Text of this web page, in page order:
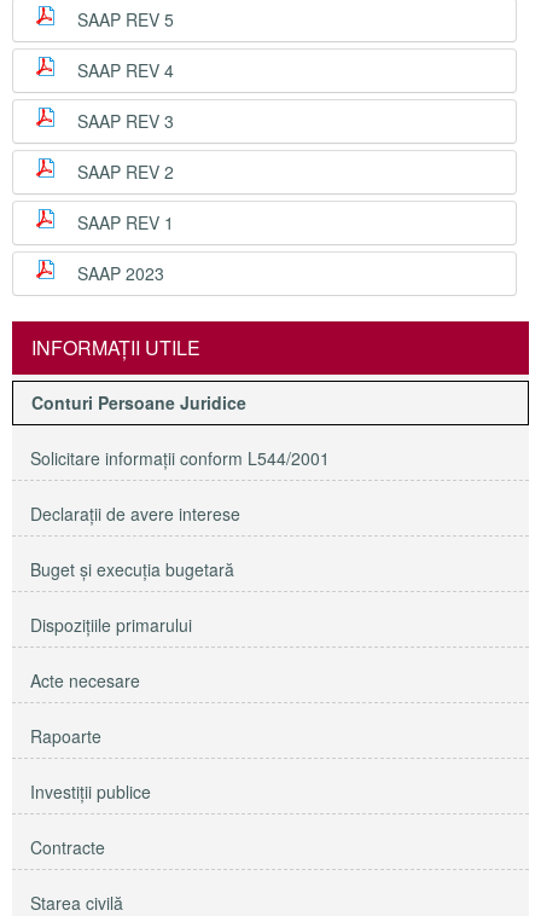
SAAP REV 5
SAAP REV 4
SAAP REV 3
SAAP REV 2
SAAP REV 1
SAAP 2023
INFORMAŢII UTILE
Conturi Persoane Juridice
Solicitare informaţii conform L544/2001
Declaraţii de avere interese
Buget şi execuţia bugetară
Dispoziţiile primarului
Acte necesare
Rapoarte
Investiţii publice
Contracte
Starea civilă